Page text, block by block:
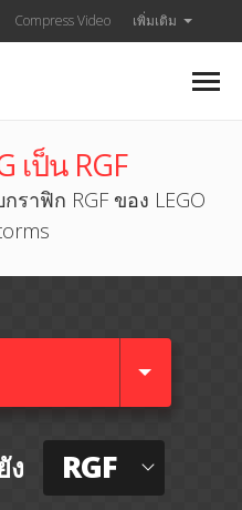
Compress Video เพิ่มเติม
เป็น RGF
ราฟิก RGF ของ LEGO
ง RGF